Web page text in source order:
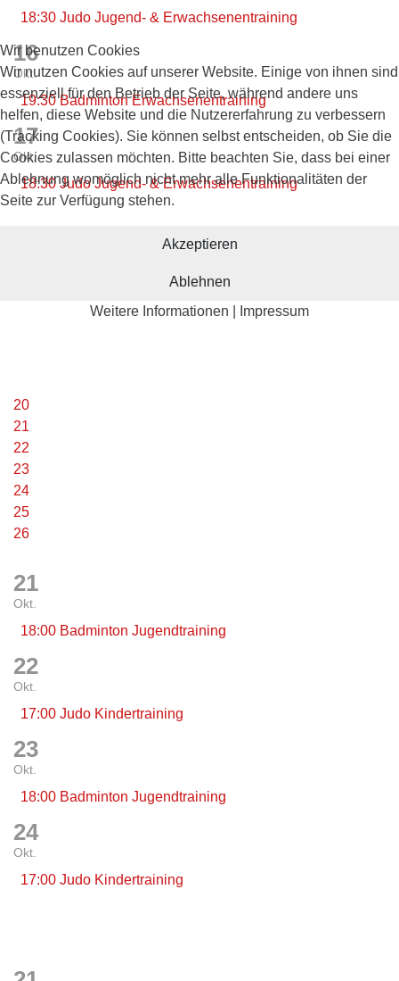
18:30 Judo Jugend- & Erwachsenentraining
16
Okt.
19:30 Badminton Erwachsenentraining
17
Okt.
18:30 Judo Jugend- & Erwachsenentraining
20
21
22
23
24
25
26
21
Okt.
18:00 Badminton Jugendtraining
22
Okt.
17:00 Judo Kindertraining
23
Okt.
18:00 Badminton Jugendtraining
24
Okt.
17:00 Judo Kindertraining
Wir benutzen Cookies
Wir nutzen Cookies auf unserer Website. Einige von ihnen sind
essenziell für den Betrieb der Seite, während andere uns
helfen, diese Website und die Nutzererfahrung zu verbessern
(Tracking Cookies). Sie können selbst entscheiden, ob Sie die
Cookies zulassen möchten. Bitte beachten Sie, dass bei einer
Ablehnung womöglich nicht mehr alle Funktionalitäten der
Seite zur Verfügung stehen.
Akzeptieren
Ablehnen
Weitere Informationen
Impressum